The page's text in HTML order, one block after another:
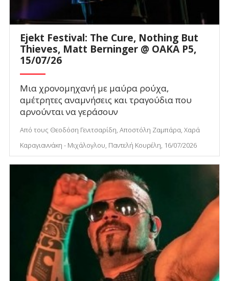
Ejekt Festival: The Cure, Nothing But
Thieves, Matt Berninger @ ΟΑΚΑ P5,
15/07/26
Μια χρονομηχανή με μαύρα ρούχα,
αμέτρητες αναμνήσεις και τραγούδια που
αρνούνται να γεράσουν
Από τους Θεοδόση Γενιτσαρίδη, Αποστόλη Ζαμπάρα, Χαρά
Καραγιαννάκη - Μιχάλογλου, Παντελή Κουρέλη, 16/07/2026